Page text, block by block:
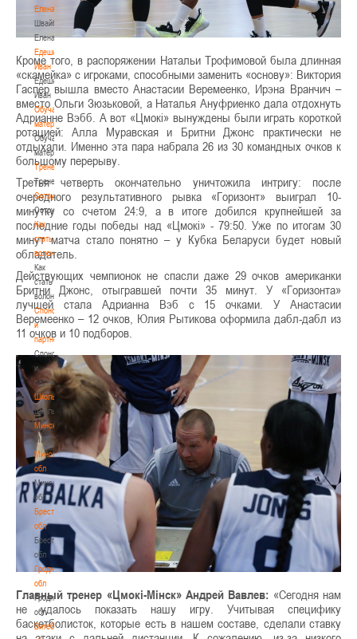
Елена
Швайбович
Елена
Едешко
Иван
Едешко
Иван
Обучающие
материалы
Обучающие
материалы
Тренерам
Тренерам
Сотрудничество
Сотрудничество
Как
стать
волонтером
Как
стать
волонтером
Спонсоры
и
партнеры
Спонсоры
и
партнеры
Школы
Школы
Минск
Минск
Минская
обл
Минская
обл
Брестская
обл
Брестская
обл
Гродненская
обл
Гродненская
обл
Витебская
Кроме того, в распоряжении Натальи Трофимовой была длинная
«скамейка» с игроками, способными заменить «основу»: Виктория
Гаспер вышла вместо Анастасии Веремеенко, Ирэна Вранчич –
вместо Ольги Зюзьковой, а Наталья Ануфриенко дала отдохнуть
Адрианне Вэбб. А вот «Цмокi» вынуждены были играть короткой
ротацией: Алла Муравская и Бритни Джонс практически не
отдыхали. Именно эта пара набрала 26 из 30 командных очков к
большому перерыву.
Третья четверть окончательно уничтожила интригу: после
очередного результативного рывка «Горизонт» выиграл 10-
минутку со счетом 24:9, а в итоге добился крупнейшей за
последние годы победы над «Цмокi» - 79:50. Уже по итогам 30
минут матча стало понятно – у Кубка Беларуси будет новый
обладатель.
Действующих чемпионок не спасли даже 29 очков американки
Бритни Джонс, отыгравшей почти 35 минут. У «Горизонта»
лучшей стала Адрианна Вэб с 15 очками. У Анастасии
Веремеенко – 12 очков, Юлия Рытикова оформила дабл-дабл из
11 очков и 10 подборов.
Главный тренер «Цмокi-Мiнск» Андрей Вавлев: «Сегодня нам
не удалось показать нашу игру. Учитывая специфику
баскетболисток, которые есть в нашем составе, сделали ставку